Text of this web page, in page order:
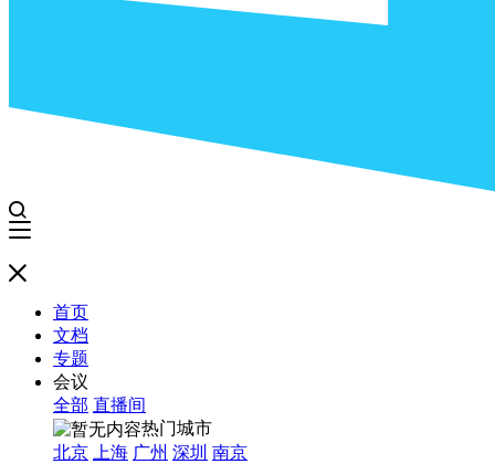
首页
文档
专题
会议
全部 直播间
热门城市
北京
上海 广州 深圳 南京